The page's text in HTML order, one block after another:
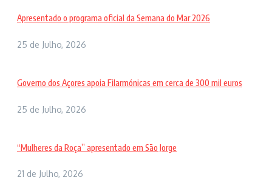
Apresentado o programa oficial da Semana do Mar 2026
25 de Julho, 2026
Governo dos Açores apoia Filarmónicas em cerca de 300 mil euros
25 de Julho, 2026
“Mulheres da Roça” apresentado em São Jorge
21 de Julho, 2026